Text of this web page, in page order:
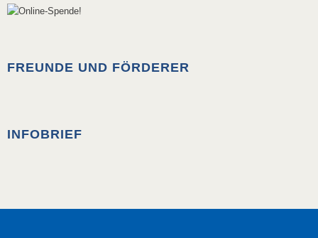
FREUNDE UND FÖRDERER
INFOBRIEF